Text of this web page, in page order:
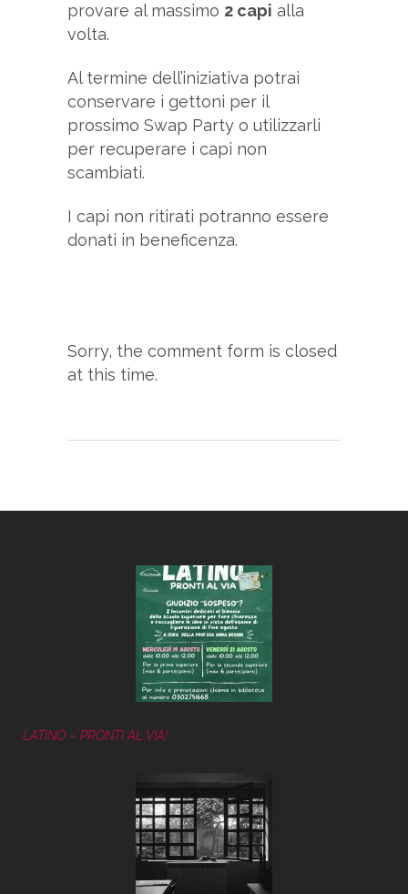
provare al massimo 2 capi alla
volta.
Al termine dell’iniziativa potrai
conservare i gettoni per il
prossimo Swap Party o utilizzarli
per recuperare i capi non
scambiati.
I capi non ritirati potranno essere
donati in beneficenza.
Sorry, the comment form is closed
at this time.
LATINO – PRONTI AL VIA!